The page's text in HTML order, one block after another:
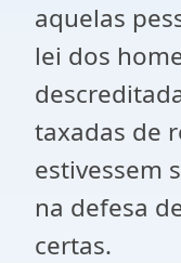
aquelas
lei dos
taxadas de
estivessem
na defesa
certas.